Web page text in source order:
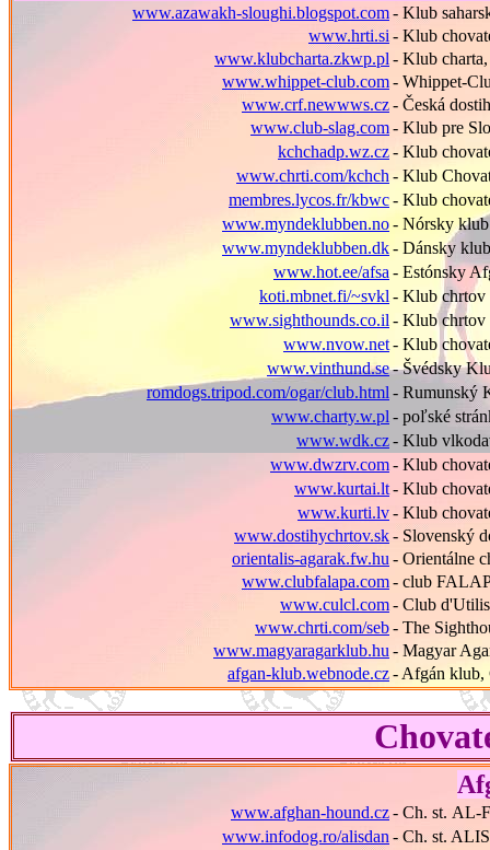
www.azawakh-sloughi.blogspot.com- Klub
www.hrti.si - Klub
www.klubcharta.zkwp.pl - Klub
www.whippet-club.com- Whippet-
www.crf.newwws.cz- Česká
www.club-slag.com- Klub pre
kchchadp.wz.cz- Klub
www.chrti.com/kchch - Klub
membres.lycos.fr/kbwc- Klub
www.myndeklubben.no- Nórsky
www.myndeklubben.dk- Dánsky
www.hot.ee/afsa - Estónsky
koti.mbnet.fi/~svkl - Klub
www.sighthounds.co.il - Klub chrtov
www.nvow.net- Klub
www.vinthund.se- Švédsky
romdogs.tripod.com/ogar/club.html - Rumunský
www.charty.w.pl - poľské
www.wdk.cz- Klub
www.dwzrv.com- Klub
www.kurtai.lt- Klub
www.kurti.lv- Klub
www.dostihychrtov.sk- Slovenský
orientalis-agarak.fw.hu - Orientálne
www.clubfalapa.com- club
www.culcl.com- Club
www.chrti.com/seb- The
www.magyaragarklub.hu - Magyar
afgan-klub.webnode.cz- Afgán klub,
www.afghan-hound.cz- Ch. st. AL-
www.infodog.ro/alisdan - Ch. st.